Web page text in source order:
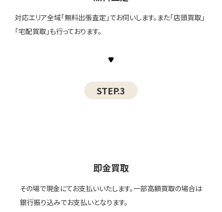
対応エリア全域「無料出張査定」でお伺いします。また「店頭買取」
「宅配買取」も行っております。
STEP.3
即金買取
その場で現金にてお支払いいたします。一部高額買取の場合は
銀行振り込みでお支払いとなります。